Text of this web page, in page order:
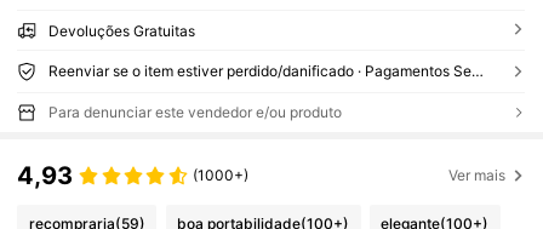
Devoluções Gratuitas
Reenviar se o item estiver perdido/danificado · Pagamentos Seguros · Proteção de privacidade
Para denunciar este vendedor e/ou produto
4,93 (1000+) Ver mais
recompraria(59) boa portabilidade(100+) elegante(100+)